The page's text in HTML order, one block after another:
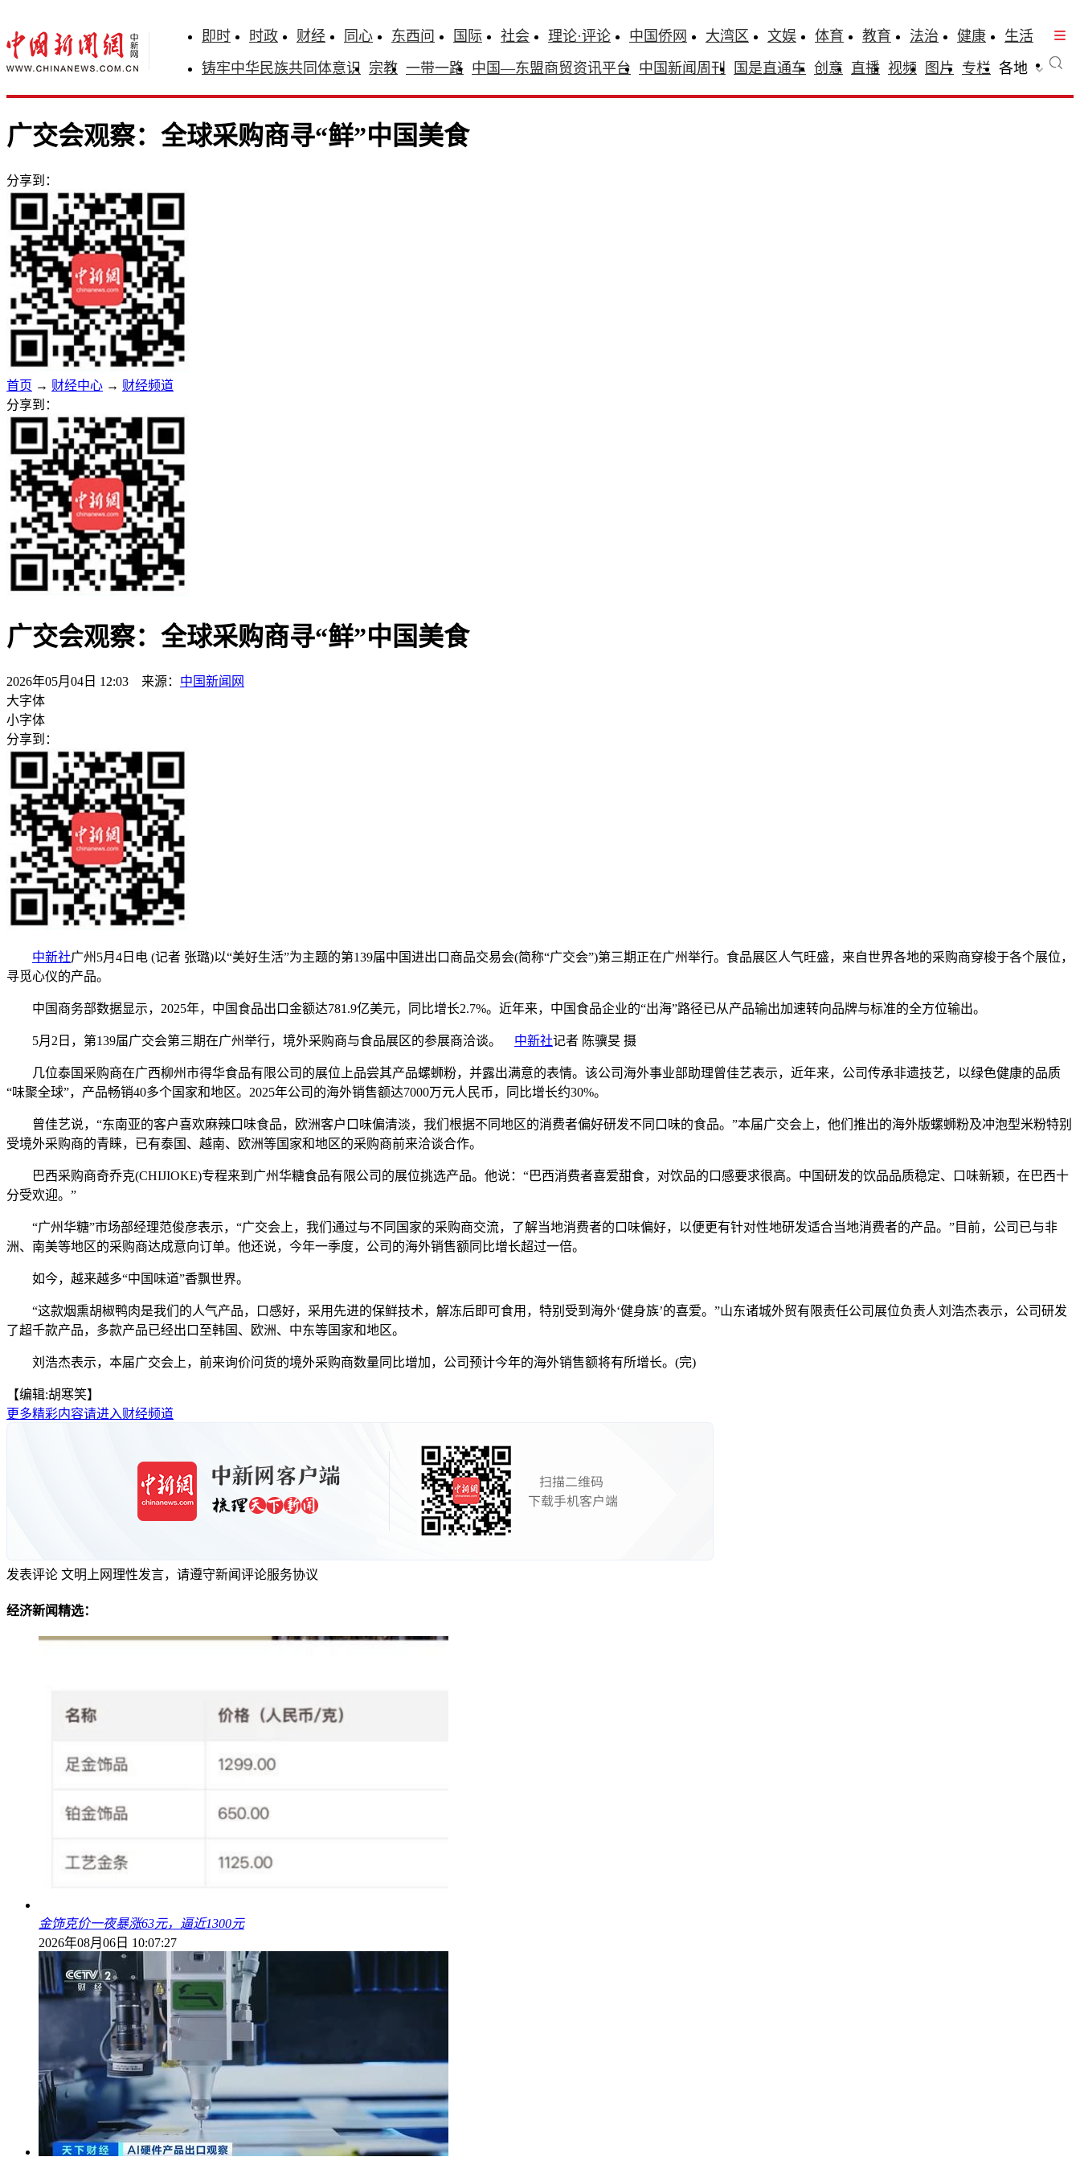
即时 时政 财经 同心 东西问 国际 社会 理论·评论 中国侨网 大湾区 文娱 体育 教育 法治 健康
生活
铸牢中华民族共同体意识 宗教 一带一路 中国—东盟商贸资讯平台 中国新闻周刊 国是直通车 创意 直播 视频 图片 专栏 各地
广交会观察：全球采购商寻“鲜”中国美食
分享到：
首页 → 财经中心 → 财经频道
分享到：
广交会观察：全球采购商寻“鲜”中国美食
2026年05月04日 12:03 来源： 中国新闻网
大字体
小字体
分享到：
中新社广州5月4日电 (记者 张璐)以“美好生活”为主题的第139届中国进出口商品交易会(简称“广交会”)第三期正在广州举行。食品展区人气旺盛，来自世界各地的采购商穿梭于各个展位，
寻觅心仪的产品。
中国商务部数据显示，2025年，中国食品出口金额达781.9亿美元，同比增长2.7%。近年来，中国食品企业的“出海”路径已从产品输出加速转向品牌与标准的全方位输出。
5月2日，第139届广交会第三期在广州举行，境外采购商与食品展区的参展商洽谈。 中新社记者 陈骥旻 摄
几位泰国采购商在广西柳州市得华食品有限公司的展位上品尝其产品螺蛳粉，并露出满意的表情。该公司海外事业部助理曾佳艺表示，近年来，公司传承非遗技艺，以绿色健康的品质
“味聚全球”，产品畅销40多个国家和地区。2025年公司的海外销售额达7000万元人民币，同比增长约30%。
曾佳艺说，“东南亚的客户喜欢麻辣口味食品，欧洲客户口味偏清淡，我们根据不同地区的消费者偏好研发不同口味的食品。”本届广交会上，他们推出的海外版螺蛳粉及冲泡型米粉特别
受境外采购商的青睐，已有泰国、越南、欧洲等国家和地区的采购商前来洽谈合作。
巴西采购商奇乔克(CHIJIOKE)专程来到广州华糖食品有限公司的展位挑选产品。他说：“巴西消费者喜爱甜食，对饮品的口感要求很高。中国研发的饮品品质稳定、口味新颖，在巴西十
分受欢迎。”
“广州华糖”市场部经理范俊彦表示，“广交会上，我们通过与不同国家的采购商交流，了解当地消费者的口味偏好，以便更有针对性地研发适合当地消费者的产品。”目前，公司已与非
洲、南美等地区的采购商达成意向订单。他还说，今年一季度，公司的海外销售额同比增长超过一倍。
如今，越来越多“中国味道”香飘世界。
“这款烟熏胡椒鸭肉是我们的人气产品，口感好，采用先进的保鲜技术，解冻后即可食用，特别受到海外‘健身族’的喜爱。”山东诸城外贸有限责任公司展位负责人刘浩杰表示，公司研发
了超千款产品，多款产品已经出口至韩国、欧洲、中东等国家和地区。
刘浩杰表示，本届广交会上，前来询价问货的境外采购商数量同比增加，公司预计今年的海外销售额将有所增长。(完)
【编辑:胡寒笑】
更多精彩内容请进入财经频道
发表评论 文明上网理性发言，请遵守新闻评论服务协议
经济新闻精选：
金饰克价一夜暴涨63元，逼近1300元
2026年08月06日 10:07:27